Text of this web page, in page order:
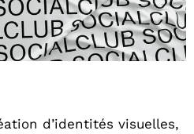
d’identités visuelles,